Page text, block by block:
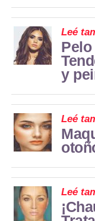
Leé
y
Leé
Leé